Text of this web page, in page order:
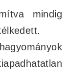
mindig